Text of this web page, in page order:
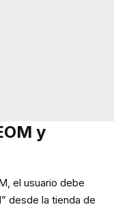
y
el usuario debe
desde la tienda de